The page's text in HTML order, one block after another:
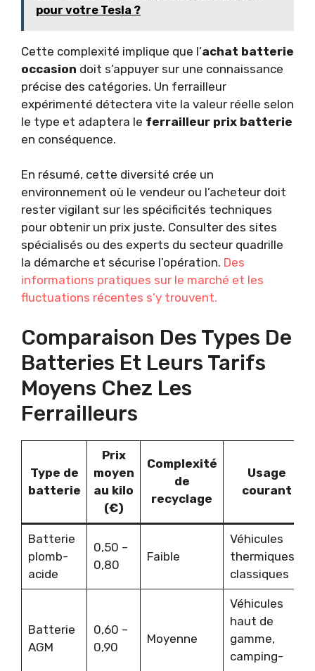
pour votre Tesla ?
Cette complexité implique que l’achat batterie
occasion doit s’appuyer sur une connaissance
précise des catégories. Un ferrailleur
expérimenté détectera vite la valeur réelle selon
le type et adaptera le ferrailleur prix batterie
en conséquence.
En résumé, cette diversité crée un
environnement où le vendeur ou l’acheteur doit
rester vigilant sur les spécificités techniques
pour obtenir un prix juste. Consulter des sites
spécialisés ou des experts du secteur quadrille
la démarche et sécurise l’opération. Des
informations pratiques sur le marché et les
fluctuations récentes s’y trouvent.
Comparaison Des Types De
Batteries Et Leurs Tarifs
Moyens Chez Les
Ferrailleurs
Type de
batterie
Prix
moyen
au kilo
(€)
Complexité
de
recyclage
Usage
courant
Batterie
plomb-
acide
0,50 –
0,80
Faible
Véhicules
thermiques
classiques
Batterie
AGM
0,60 –
0,90
Moyenne
Véhicules
haut de
gamme,
camping-